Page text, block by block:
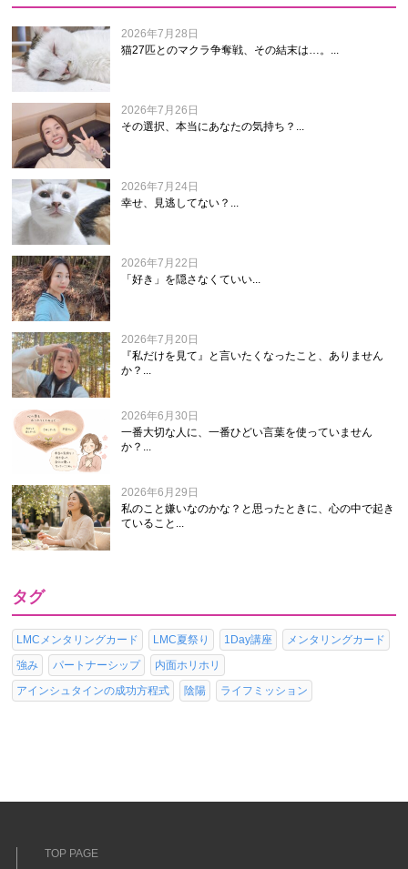
2026年7月28日
猫27匹とのマクラ争奪戦、その結末は…。...
2026年7月26日
その選択、本当にあなたの気持ち？...
2026年7月24日
幸せ、見逃してない？...
2026年7月22日
「好き」を隠さなくていい...
2026年7月20日
『私だけを見て』と言いたくなったこと、ありません
か？...
2026年6月30日
一番大切な人に、一番ひどい言葉を使っていません
か？...
2026年6月29日
私のこと嫌いなのかな？と思ったときに、心の中で起き
ていること...
タグ
LMCメンタリングカード LMC夏祭り 1Day講座
メンタリングカード
強み
パートナーシップ
内面ホリホリ
アインシュタインの成功方程式
陰陽 ライフミッション
TOP PAGE